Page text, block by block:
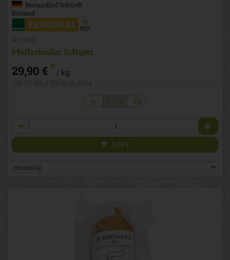
Biolandhof Schürdt
Bioland
Pfefferbeißer luftgetr.
29,90 € * / kg
g Stück Kg
Anzahl
5,98 €